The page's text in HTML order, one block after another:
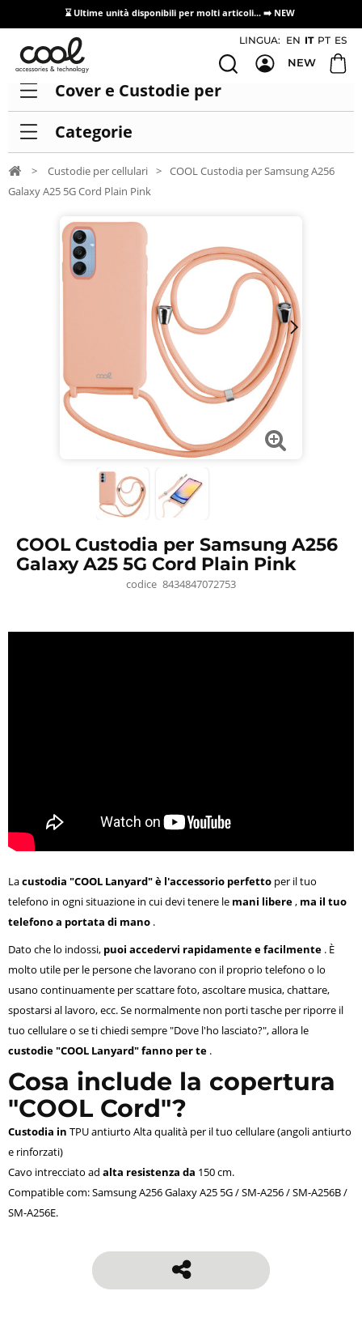
⌛ Ultime unità disponibili per molti articoli... ➡️ NEW
Accesso/registrazione distributori
LINGUA: EN IT PT ES
NEW
Cover e Custodie per
Categorie
> Custodie per cellulari > COOL Custodia per Samsung A256
Galaxy A25 5G Cord Plain Pink
COOL Custodia per Samsung A256
Galaxy A25 5G Cord Plain Pink
codice 8434847072753
Lacustodia "COOL Lanyard" è l'accessorio perfetto per il tuo
telefono in ogni situazione in cui devi tenere le mani libere, ma il tuo
telefono a portata di mano .
Dato che lo indossi, puoi accedervi rapidamente e facilmente . È
molto utile per le persone che lavorano con il proprio telefono o lo
usano continuamente per scattare foto, ascoltare musica, chattare,
spostarsi al lavoro, ecc. Se normalmente non porti tasche per riporre il
tuo cellulare o se ti chiedi sempre "Dove l'ho lasciato?", allora le
custodie "COOL Lanyard" fanno per te .
Cosa include la copertura
"COOL Cord"?
Custodia in TPU antiurto Alta qualità per il tuo cellulare (angoli antiurto
e rinforzati)
Cavo intrecciato ad alta resistenza da 150 cm.
Compatible com: Samsung A256 Galaxy A25 5G / SM-A256 / SM-A256B /
SM-A256E.